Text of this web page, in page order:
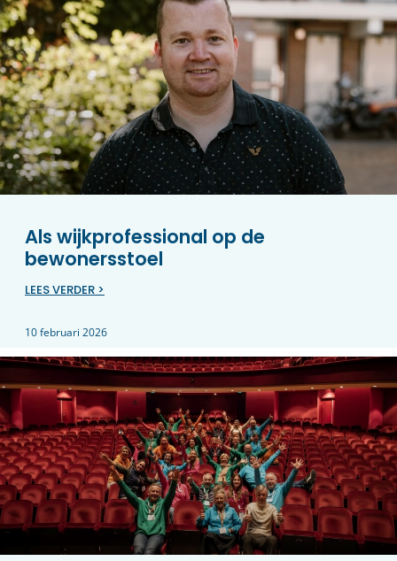
Als wijkprofessional op de
bewonersstoel
LEES VERDER >
10 februari 2026